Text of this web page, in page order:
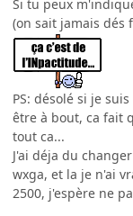
Si tu peux
(on sait jamais dés
PS: désolé si je
être à bout, ca fait
tout ca...
J'ai déja du
wxga, et la je n'ai
2500, j'espère ne